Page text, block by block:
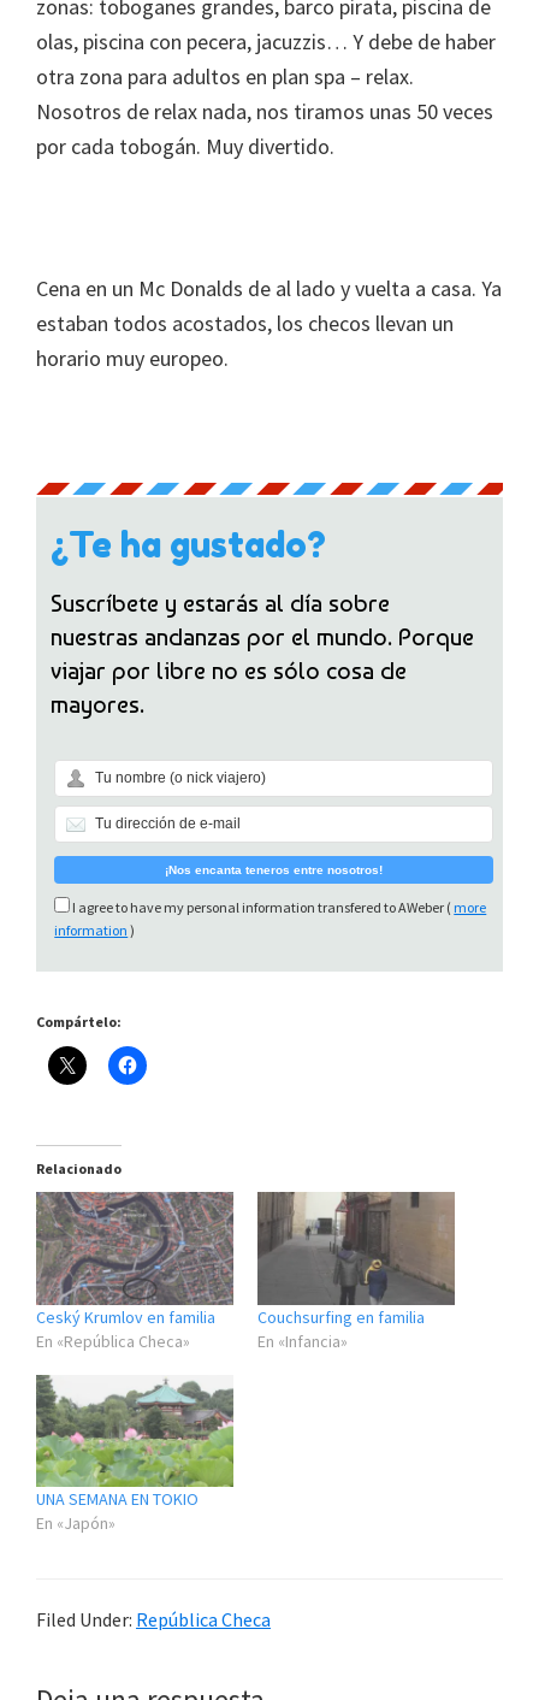
zonas: toboganes grandes, barco pirata, piscina de
olas, piscina con pecera, jacuzzis… Y debe de haber
otra zona para adultos en plan spa – relax.
Nosotros de relax nada, nos tiramos unas 50 veces
por cada tobogán. Muy divertido.
Cena en un Mc Donalds de al lado y vuelta a casa. Ya
estaban todos acostados, los checos llevan un
horario muy europeo.
¿Te ha gustado?
Suscríbete y estarás al día sobre
nuestras andanzas por el mundo. Porque
viajar por libre no es sólo cosa de
mayores.
I agree to have my personal information transfered to AWeber ( more
information )
Compártelo:
Relacionado
Ceský Krumlov en familia
En «República Checa»
Couchsurfing en familia
En «Infancia»
UNA SEMANA EN TOKIO
En «Japón»
Filed Under: República Checa